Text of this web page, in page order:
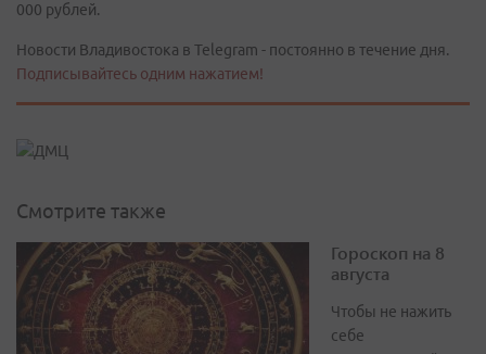
000 рублей.
Новости Владивостока в Telegram - постоянно в течение дня.
Подписывайтесь одним нажатием!
Смотрите также
Гороскоп на 8
августа
Чтобы не нажить
себе